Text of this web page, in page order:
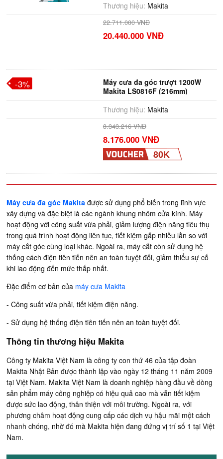
Thương hiệu: Makita
22.711.000 VNĐ
20.440.000 VNĐ
Máy cưa đa góc trượt 1200W
Makita LS0816F (216mm)
Thương hiệu: Makita
8.343.216 VNĐ
8.176.000 VNĐ
-3%
80K
Máy cưa đa góc Makita được sử dụng phổ biến trong lĩnh vực
xây dựng và đặc biệt là các ngành khung nhôm cửa kính. Máy
hoạt động với công suất vừa phải, giảm lượng điện năng tiêu thụ
trong quá trình hoạt động liên tục, tiết kiệm gấp nhiều lần so với
máy cắt góc cùng loại khác. Ngoài ra, máy cắt còn sử dụng hệ
thống cách điện tiên tiến nên an toàn tuyệt đối, giảm thiểu sự cố
khi lao động đến mức thấp nhất.
Đặc điểm cơ bản của máy cưa Makita
- Công suất vừa phải, tiết kiệm điện năng.
- Sử dụng hệ thống điện tiên tiến nên an toàn tuyệt đối.
Thông tin thương hiệu Makita
Công ty Makita Việt Nam là công ty con thứ 46 của tập đoàn
Makita Nhật Bản được thành lập vào ngày 12 tháng 11 năm 2009
tại Việt Nam. Makita Việt Nam là doanh nghiệp hàng đầu về dòng
sản phẩm máy công nghiệp có hiệu quả cao mà vẫn tiết kiệm
được sức lao động, thân thiện với môi trường. Ngoài ra, với
phương châm hoạt động cung cấp các dịch vụ hậu mãi một cách
nhanh chóng, nhờ đó mà Makita hiện đang đứng vị trí số 1 tại Việt
Nam.